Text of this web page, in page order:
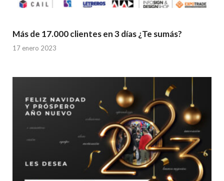
Más de 17.000 clientes en 3 días ¿Te sumás?
17 enero 2023